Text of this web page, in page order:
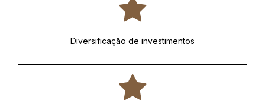
Diversificação de investimentos